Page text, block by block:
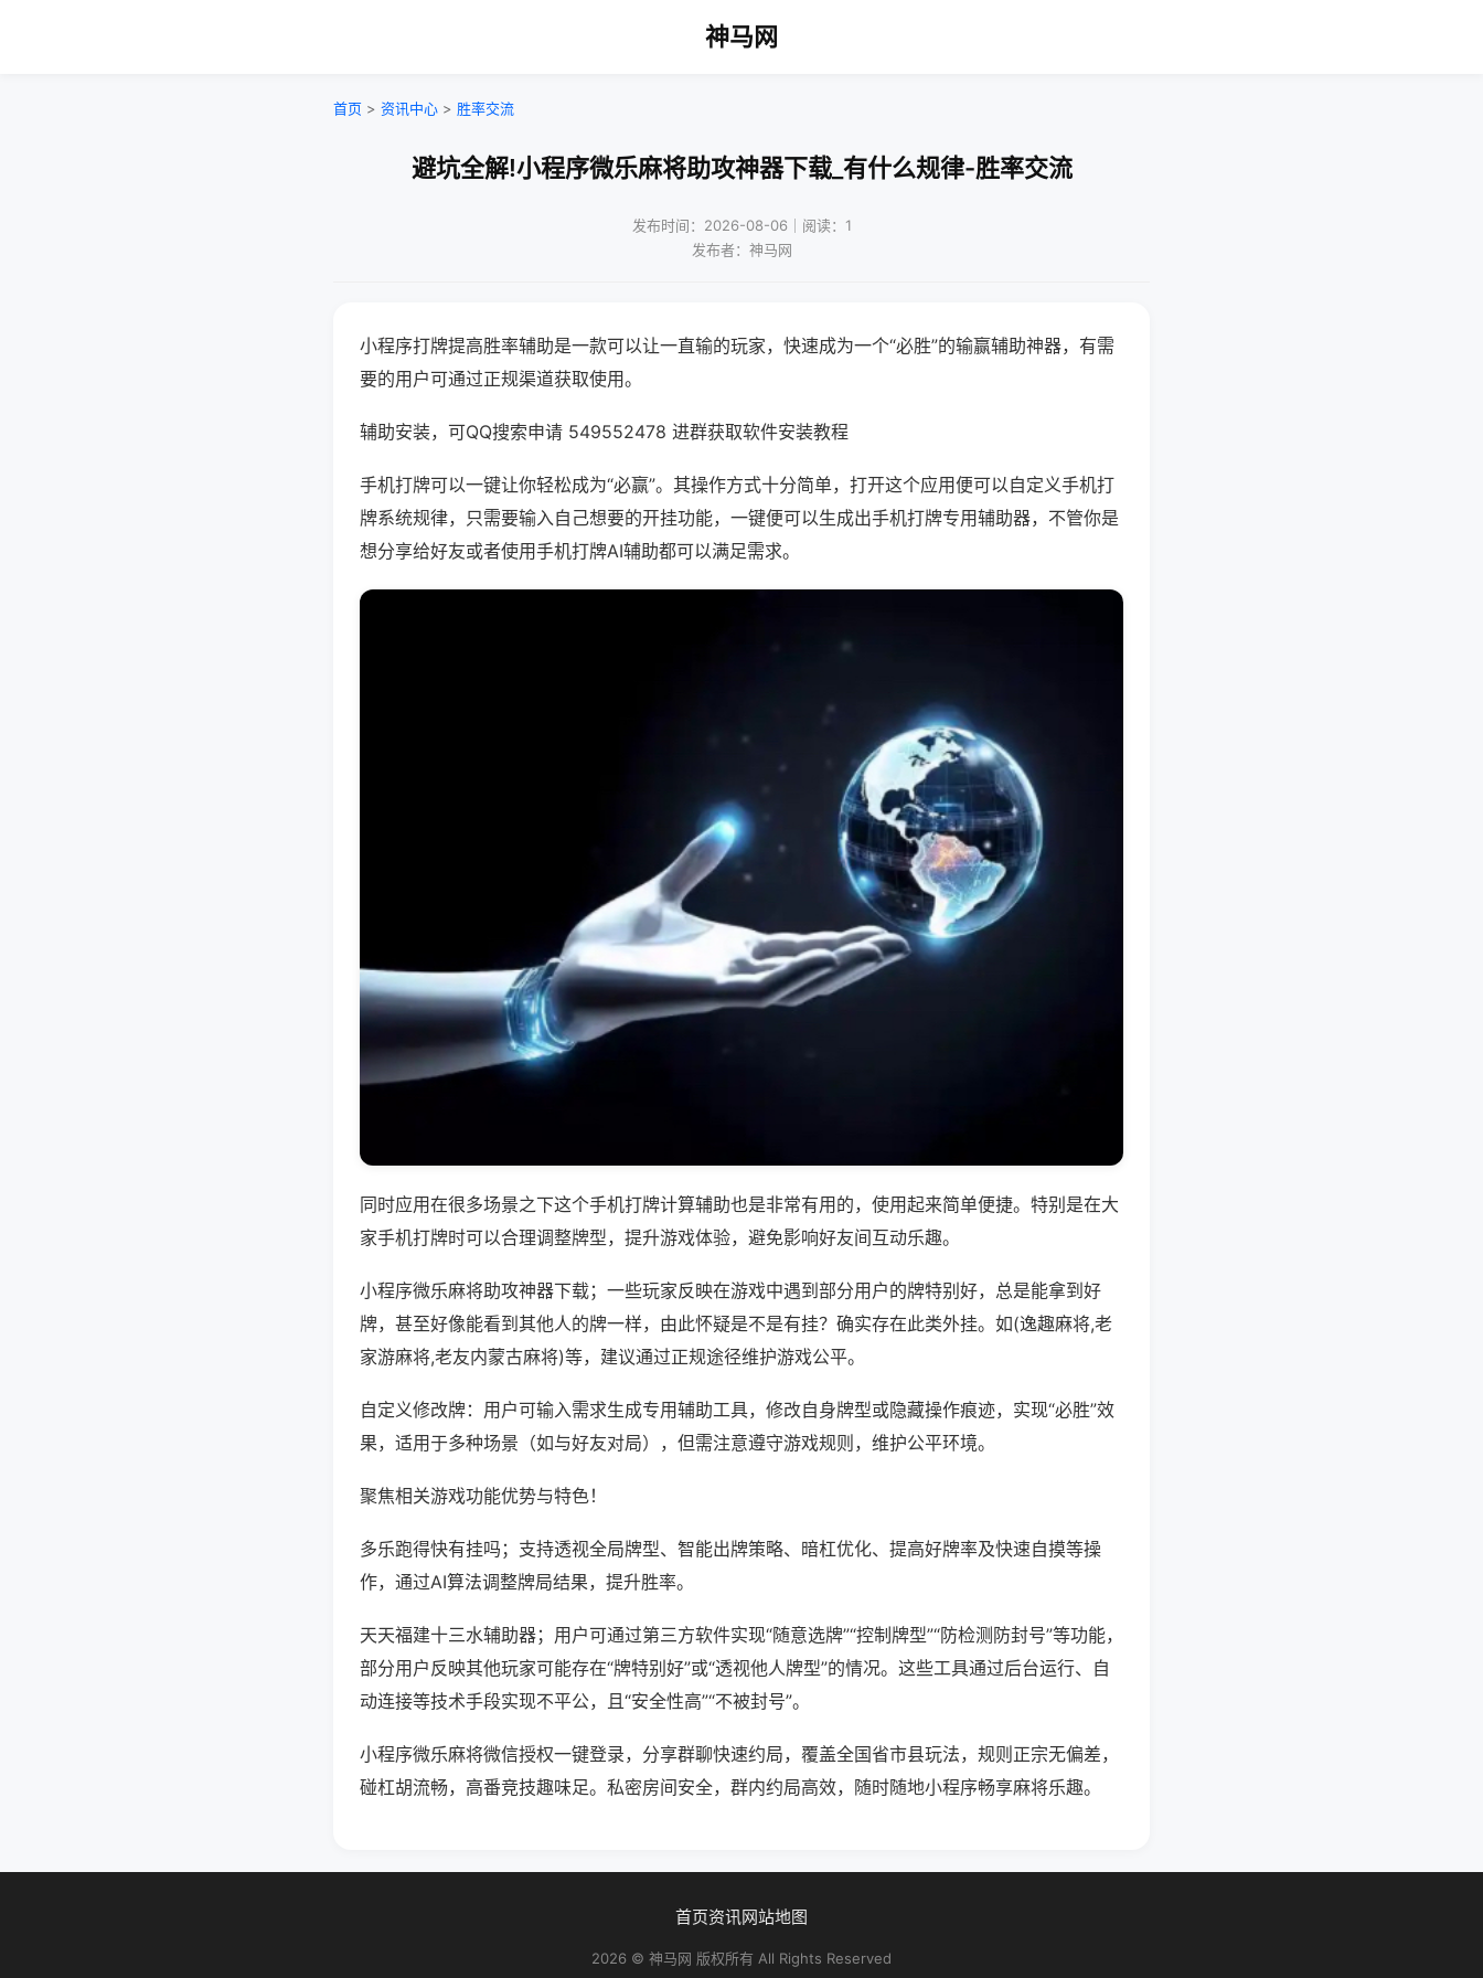
神马网
首页 > 资讯中心 > 胜率交流
避坑全解!小程序微乐麻将助攻神器下载_有什么规律-胜率交流
发布时间：2026-08-06｜阅读：1
发布者：神马网
小程序打牌提高胜率辅助是一款可以让一直输的玩家，快速成为一个“必胜”的输赢辅助神器，有需
要的用户可通过正规渠道获取使用。
辅助安装，可QQ搜索申请 549552478 进群获取软件安装教程
手机打牌可以一键让你轻松成为“必赢”。其操作方式十分简单，打开这个应用便可以自定义手机打
牌系统规律，只需要输入自己想要的开挂功能，一键便可以生成出手机打牌专用辅助器，不管你是
想分享给好友或者使用手机打牌AI辅助都可以满足需求。
同时应用在很多场景之下这个手机打牌计算辅助也是非常有用的，使用起来简单便捷。特别是在大
家手机打牌时可以合理调整牌型，提升游戏体验，避免影响好友间互动乐趣。
小程序微乐麻将助攻神器下载；一些玩家反映在游戏中遇到部分用户的牌特别好，总是能拿到好
牌，甚至好像能看到其他人的牌一样，由此怀疑是不是有挂？确实存在此类外挂。如(逸趣麻将,老
家游麻将,老友内蒙古麻将)等，建议通过正规途径维护游戏公平。
自定义修改牌：用户可输入需求生成专用辅助工具，修改自身牌型或隐藏操作痕迹，实现“必胜”效
果，适用于多种场景（如与好友对局），但需注意遵守游戏规则，维护公平环境。
聚焦相关游戏功能优势与特色！
多乐跑得快有挂吗；支持透视全局牌型、智能出牌策略、暗杠优化、提高好牌率及快速自摸等操
作，通过AI算法调整牌局结果，提升胜率。
天天福建十三水辅助器；用户可通过第三方软件实现“随意选牌”“控制牌型”“防检测防封号”等功能，
部分用户反映其他玩家可能存在“牌特别好”或“透视他人牌型”的情况。这些工具通过后台运行、自
动连接等技术手段实现不平公，且“安全性高”“不被封号”。
小程序微乐麻将微信授权一键登录，分享群聊快速约局，覆盖全国省市县玩法，规则正宗无偏差，
碰杠胡流畅，高番竞技趣味足。私密房间安全，群内约局高效，随时随地小程序畅享麻将乐趣。
首页资讯网站地图
2026 © 神马网 版权所有 All Rights Reserved